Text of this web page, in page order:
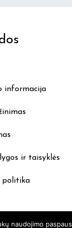
may
product
informacija
ir taisyklės
politika
naudojimo